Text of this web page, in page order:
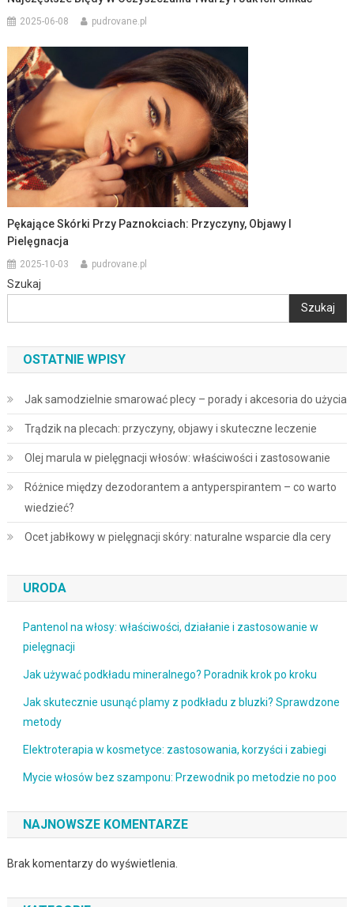
2025-06-08 pudrovane.pl
Pękające Skórki Przy Paznokciach: Przyczyny, Objawy I
Pielęgnacja
2025-10-03 pudrovane.pl
Szukaj
Szukaj
OSTATNIE WPISY
Jak samodzielnie smarować plecy – porady i akcesoria do użycia
Trądzik na plecach: przyczyny, objawy i skuteczne leczenie
Olej marula w pielęgnacji włosów: właściwości i zastosowanie
Różnice między dezodorantem a antyperspirantem – co warto
wiedzieć?
Ocet jabłkowy w pielęgnacji skóry: naturalne wsparcie dla cery
URODA
Pantenol na włosy: właściwości, działanie i zastosowanie w
pielęgnacji
Jak używać podkładu mineralnego? Poradnik krok po kroku
Jak skutecznie usunąć plamy z podkładu z bluzki? Sprawdzone
metody
Elektroterapia w kosmetyce: zastosowania, korzyści i zabiegi
Mycie włosów bez szamponu: Przewodnik po metodzie no poo
NAJNOWSZE KOMENTARZE
Brak komentarzy do wyświetlenia.